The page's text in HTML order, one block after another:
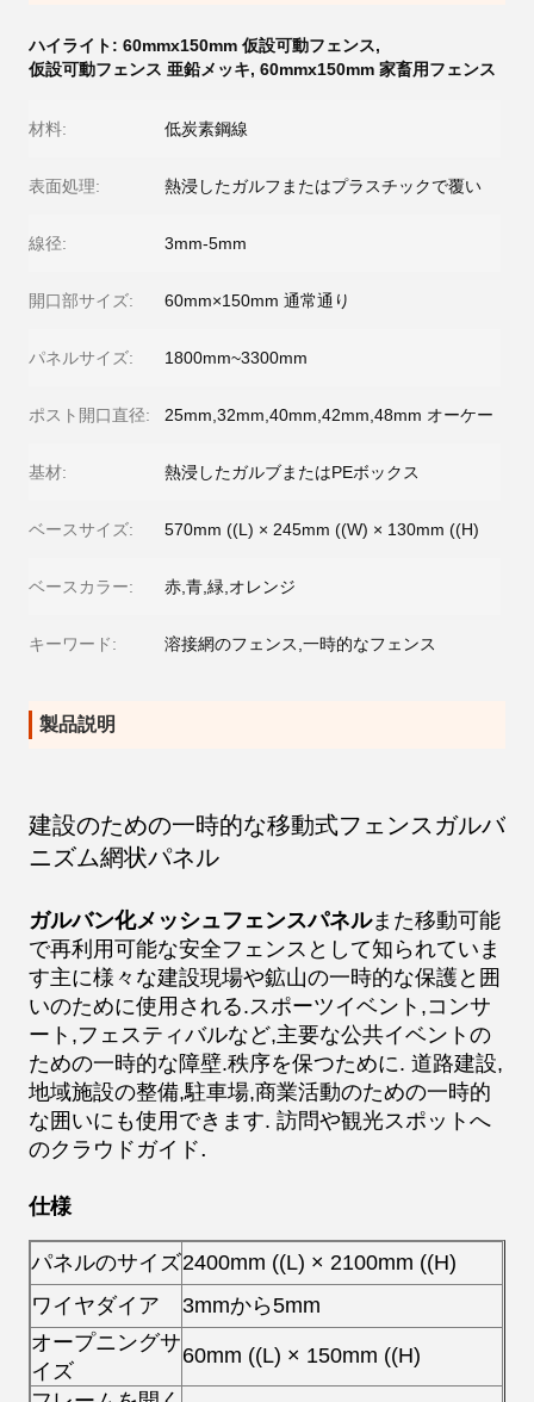
ハイライト: 60mmx150mm 仮設可動フェンス,
仮設可動フェンス 亜鉛メッキ, 60mmx150mm 家畜用フェンス
材料: 低炭素鋼線
表面処理: 熱浸したガルフまたはプラスチックで覆い
線径: 3mm-5mm
開口部サイズ: 60mm×150mm 通常通り
パネルサイズ: 1800mm~3300mm
ポスト開口直径: 25mm,32mm,40mm,42mm,48mm オーケー
基材: 熱浸したガルブまたはPEボックス
ベースサイズ: 570mm ((L) × 245mm ((W) × 130mm ((H)
ベースカラー: 赤,青,緑,オレンジ
キーワード: 溶接網のフェンス,一時的なフェンス
製品説明
建設のための一時的な移動式フェンスガルバ
ニズム網状パネル
ガルバン化メッシュフェンスパネルまた移動可能
で再利用可能な安全フェンスとして知られていま
す主に様々な建設現場や鉱山の一時的な保護と囲
いのために使用される.スポーツイベント,コンサ
ート,フェスティバルなど,主要な公共イベントの
ための一時的な障壁.秩序を保つために. 道路建設,
地域施設の整備,駐車場,商業活動のための一時的
な囲いにも使用できます. 訪問や観光スポットへ
のクラウドガイド.
仕様
パネルのサイズ2400mm ((L) × 2100mm ((H)
ワイヤダイア
3mmから5mm
オープニングサ
イズ
60mm ((L) × 150mm ((H)